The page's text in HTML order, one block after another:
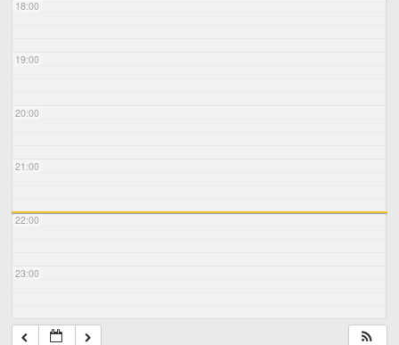
18:00
19:00
20:00
21:00
22:00
23:00